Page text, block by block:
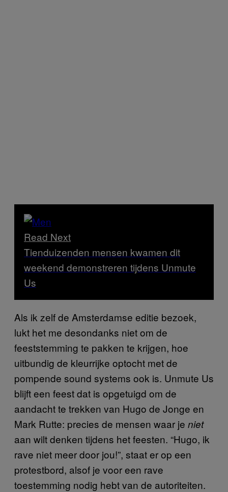
Read Next
Tienduizenden mensen kwamen dit
weekend demonstreren tijdens Unmute
Us
Als ik zelf de Amsterdamse editie bezoek,
lukt het me desondanks niet om de
feeststemming te pakken te krijgen, hoe
uitbundig de kleurrijke optocht met de
pompende sound systems ook is. Unmute Us
blijft een feest dat is opgetuigd om de
aandacht te trekken van Hugo de Jonge en
Mark Rutte: precies de mensen waar je niet
aan wilt denken tijdens het feesten. “Hugo, ik
rave niet meer door jou!”, staat er op een
protestbord, alsof je voor een rave
toestemming nodig hebt van de autoriteiten.